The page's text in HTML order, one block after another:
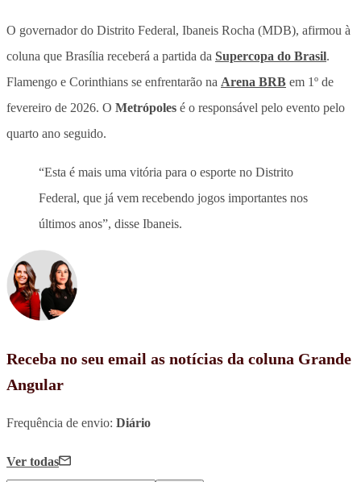
O governador do Distrito Federal, Ibaneis Rocha (MDB), afirmou à
coluna que Brasília receberá a partida da Supercopa do Brasil.
Flamengo e Corinthians se enfrentarão na Arena BRB em 1º de
fevereiro de 2026. O Metrópoles é o responsável pelo evento pelo
quarto ano seguido.
“Esta é mais uma vitória para o esporte no Distrito
Federal, que já vem recebendo jogos importantes nos
últimos anos”, disse Ibaneis.
Receba no seu email as notícias da coluna Grande
Angular
Frequência de envio: Diário
Ver todas